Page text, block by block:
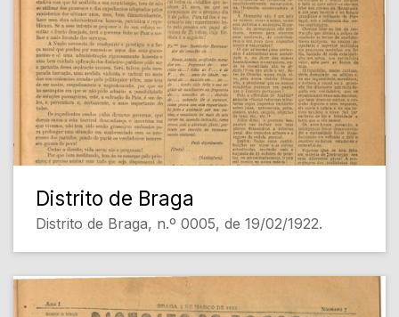
Distrito de Braga
Distrito de Braga, n.º 0005, de 19/02/1922.